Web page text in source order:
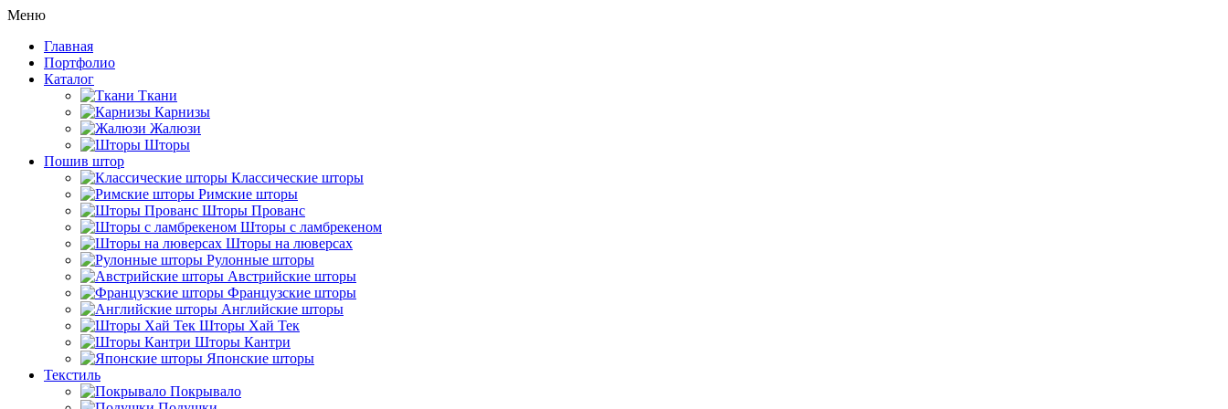
Меню
Главная
Портфолио
Каталог
Ткани
Карнизы
Жалюзи
Шторы
Пошив штор
Классические шторы
Римские шторы
Шторы Прованс
Шторы с ламбрекеном
Шторы на люверсах
Рулонные шторы
Австрийские шторы
Французские шторы
Английские шторы
Шторы Хай Тек
Шторы Кантри
Японские шторы
Текстиль
Покрывало